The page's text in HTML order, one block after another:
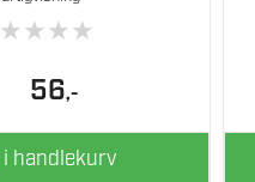
★★★★
56,-
i handlekurv